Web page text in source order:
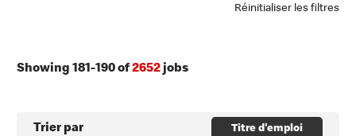
Réinitialiser les filtres
Showing 181-190of2652 jobs
Trier par Titre d'emploi